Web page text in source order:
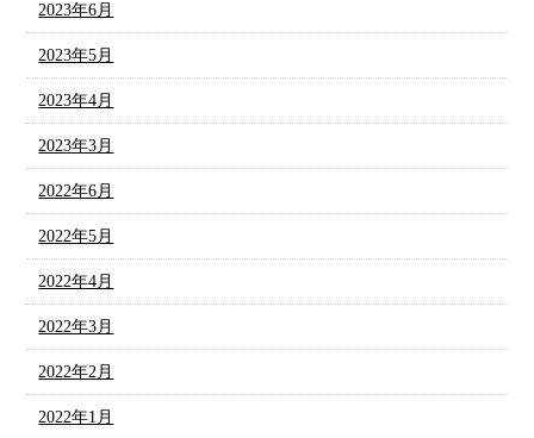
2023年6月
2023年5月
2023年4月
2023年3月
2022年6月
2022年5月
2022年4月
2022年3月
2022年2月
2022年1月